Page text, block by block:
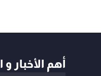
أهم الأخبار